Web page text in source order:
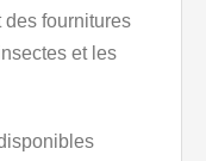
des fournitures
et les